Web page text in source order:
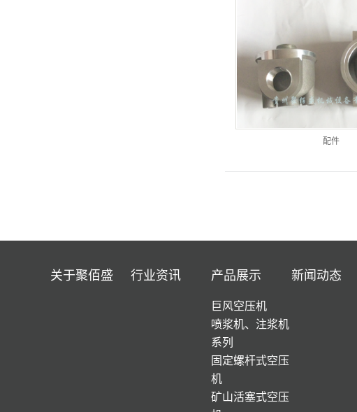
配件
关于聚佰盛 行业资讯 产品展示
巨风空压机
喷浆机、注浆机
系列
固定螺杆式空压
机
矿山活塞式空压
新闻动态